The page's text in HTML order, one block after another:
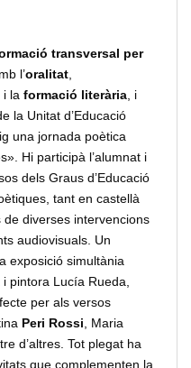
transversal per
l’oralitat,
i la formació literària, i
la Unitat d’Educació
una jornada poètica
Hi participà l’alumnat i
dels Graus d’Educació
tant en castellà
diverses intervencions
audiovisuals. Un
exposició simultània
pintora Lucía Rueda,
per als versos
Peri Rossi, Maria
d’altres. Tot plegat ha
que complementen la